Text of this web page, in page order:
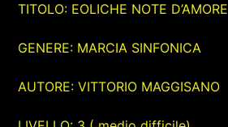
TITOLO: EOLICHE NOTE D’AMORE
GENERE: MARCIA SINFONICA
AUTORE: VITTORIO MAGGISANO